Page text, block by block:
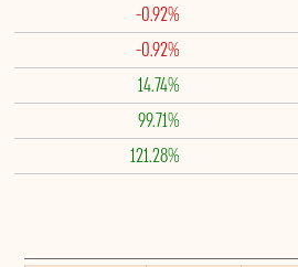
-0.92%
-0.92%
14.74%
99.71%
121.28%